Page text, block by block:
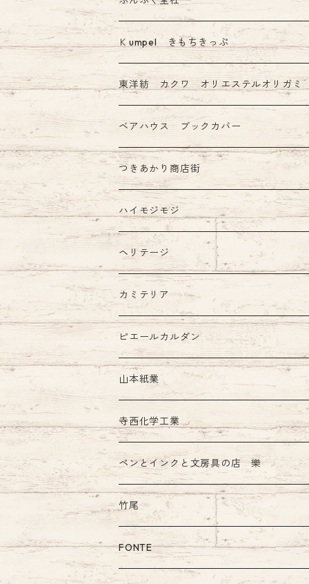
その他 あたぼう社製品
限定 mizutama+ぷんぷく堂コラボ商品
Ｋumpel きもちきっぷ
きもちふせん
東洋紡 カクワ オリエステルオリガミ
ベアハウス ブックカバー
つきあかり商店街
ハイモジモジ
ヘリテージ
カミテリア
ピエールカルダン
インク
ガラスペン
山本紙業
寺西化学工業
ペンとインクと文房具の店 樂
竹尾
FONTE